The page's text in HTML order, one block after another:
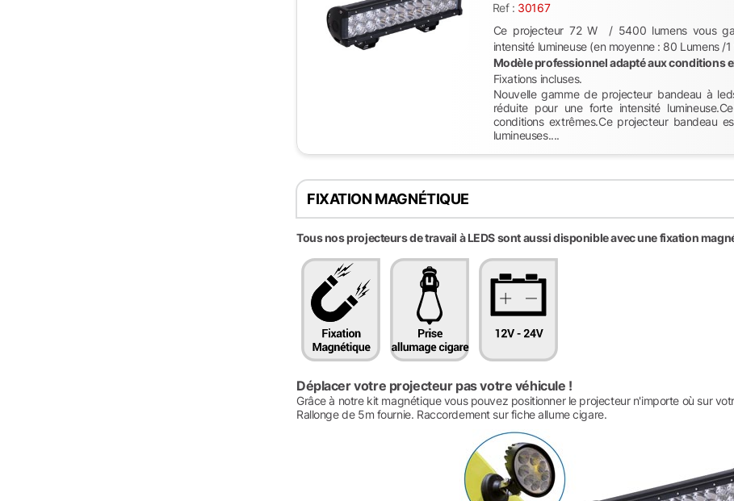
Ref : 30167
Ce projecteur 72 W / 5400 lumens vous
intensité lumineuse (en moyenne : 80 Lumens /1
Modèle professionnel adapté aux conditions
Fixations incluses.
Nouvelle gamme de projecteur bandeau à
réduite pour une forte intensité
conditions extrêmes.Ce projecteur bandeau
lumineuses....
FIXATION MAGNÉTIQUE
Tous nos projecteurs de travail à LEDS sont aussi disponible avec une fixation
Déplacer votre projecteur pas votre véhicule !
Grâce à notre kit magnétique vous pouvez positionner le projecteur n'importe où sur
Rallonge de 5m fournie. Raccordement sur fiche allume cigare.